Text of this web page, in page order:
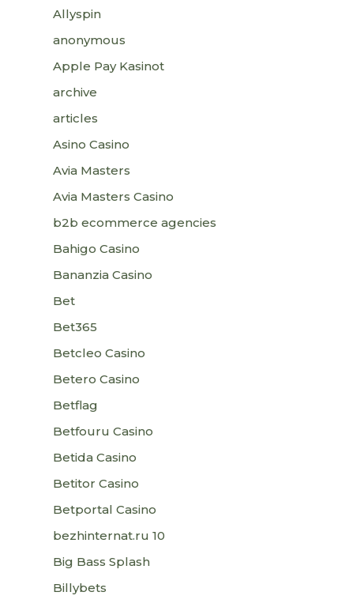
Allyspin
anonymous
Apple Pay Kasinot
archive
articles
Asino Casino
Avia Masters
Avia Masters Casino
b2b ecommerce agencies
Bahigo Casino
Bananzia Casino
Bet
Bet365
Betcleo Casino
Betero Casino
Betflag
Betfouru Casino
Betida Casino
Betitor Casino
Betportal Casino
bezhinternat.ru 10
Big Bass Splash
Billybets